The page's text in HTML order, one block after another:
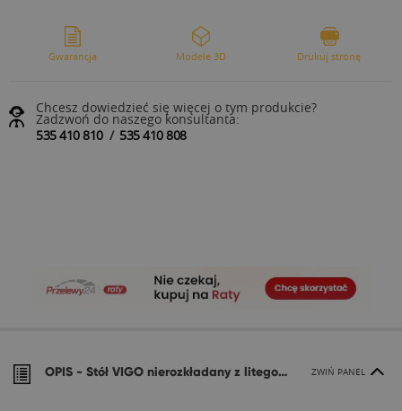
Gwarancja Modele 3D Drukuj stronę
Chcesz dowiedzieć się więcej o tym produkcie?
Zadzwoń do naszego konsultanta:
535 410 810/ 535 410 808
OPIS - Stół VIGO nierozkładany z litego drewna ZWIŃ PANEL